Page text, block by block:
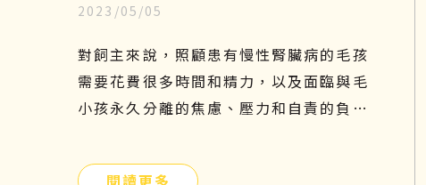
飲食原則到幹細胞治療一一解析
2023/05/05
對飼主來說，照顧患有慢性腎臟病的毛孩
需要花費很多時間和精力，以及面臨與毛
小孩永久分離的焦慮、壓力和自責的負面
提前提前瞭解貓腎病症狀、原因、飲食及
閱讀更多